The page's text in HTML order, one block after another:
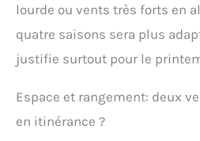
lourde ou vents très forts en
quatre saisons sera plus
justifie surtout pour le
Espace et rangement: deux
en itinérance ?